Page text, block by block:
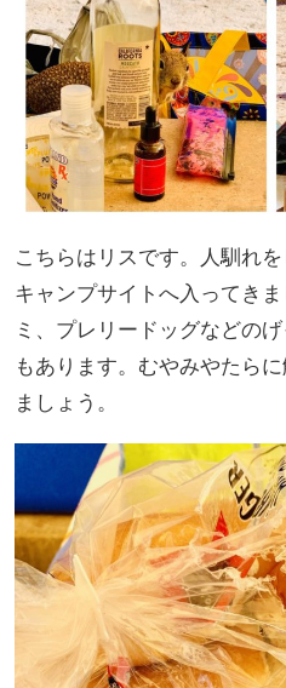
こちらはリスです。人馴れ
キャンプサイトへ入ってき
ミ、プレリードッグなどの
もあります。むやみやたら
ましょう。